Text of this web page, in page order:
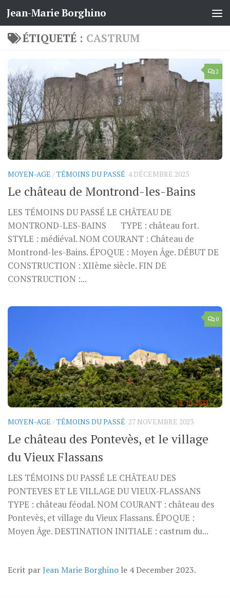
Skip to content
Jean-Marie Borghino
ÉTIQUETÉ : CASTRUM
2
MOYEN-AGE /TÉMOINS DU PASSÉ 4 DÉCEMBRE 2023
Le château de Montrond-les-Bains
LES TÉMOINS DU PASSÉ LE CHÂTEAU DE
MONTROND-LES-BAINS TYPE : château fort.
STYLE : médiéval. NOM COURANT : Château de
Montrond-les-Bains. ÉPOQUE : Moyen Âge. DÉBUT DE
CONSTRUCTION : XIIème siècle. FIN DE
CONSTRUCTION :...
0
MOYEN-AGE /TÉMOINS DU PASSÉ 27 NOVEMBRE 2023
Le château des Pontevès, et le village
du Vieux Flassans
LES TÉMOINS DU PASSÉ LE CHÂTEAU DES
PONTEVES ET LE VILLAGE DU VIEUX-FLASSANS
TYPE : château féodal. NOM COURANT : château des
Pontevès, et village du Vieux Flassans. ÉPOQUE :
Moyen Âge. DESTINATION INITIALE : castrum du...
Ecrit parJean Marie Borghino le 4 December 2023.